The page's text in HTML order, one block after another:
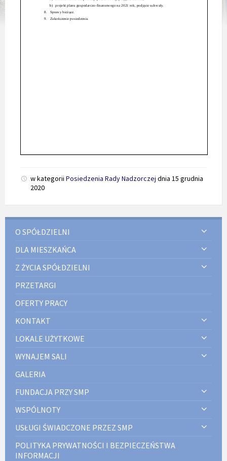
w kategorii Posiedzenia Rady Nadzorczej dnia 15 grudnia
2020
O SPÓŁDZIELNI
DLA MIESZKAŃCA
Z ŻYCIA SPÓŁDZIELNI
PRZETARGI
OFERTY PRACY
KONTAKT
LOKALE UŻYTKOWE
WYNAJEM SALI
GALERIA
FUNDACJA PRZY SMP
WSPÓLNOTY
USŁUGI ŚWIADCZONE PRZEZ SMP
POLITYKA PRYWATNOŚCI I BEZPIECZEŃSTWA
INFORMACJI